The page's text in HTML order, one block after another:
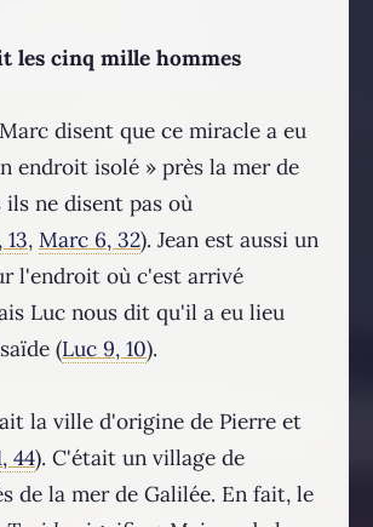
les cinq mille hommes
disent que ce miracle a eu
endroit isolé » près la mer de
ils ne disent pas où
, Marc 6, 32). Jean est aussi un
l'endroit où c'est arrivé
Luc nous dit qu'il a eu lieu
(Luc 9, 10).
la ville d'origine de Pierre et
44). C'était un village de
de la mer de Galilée. En fait, le